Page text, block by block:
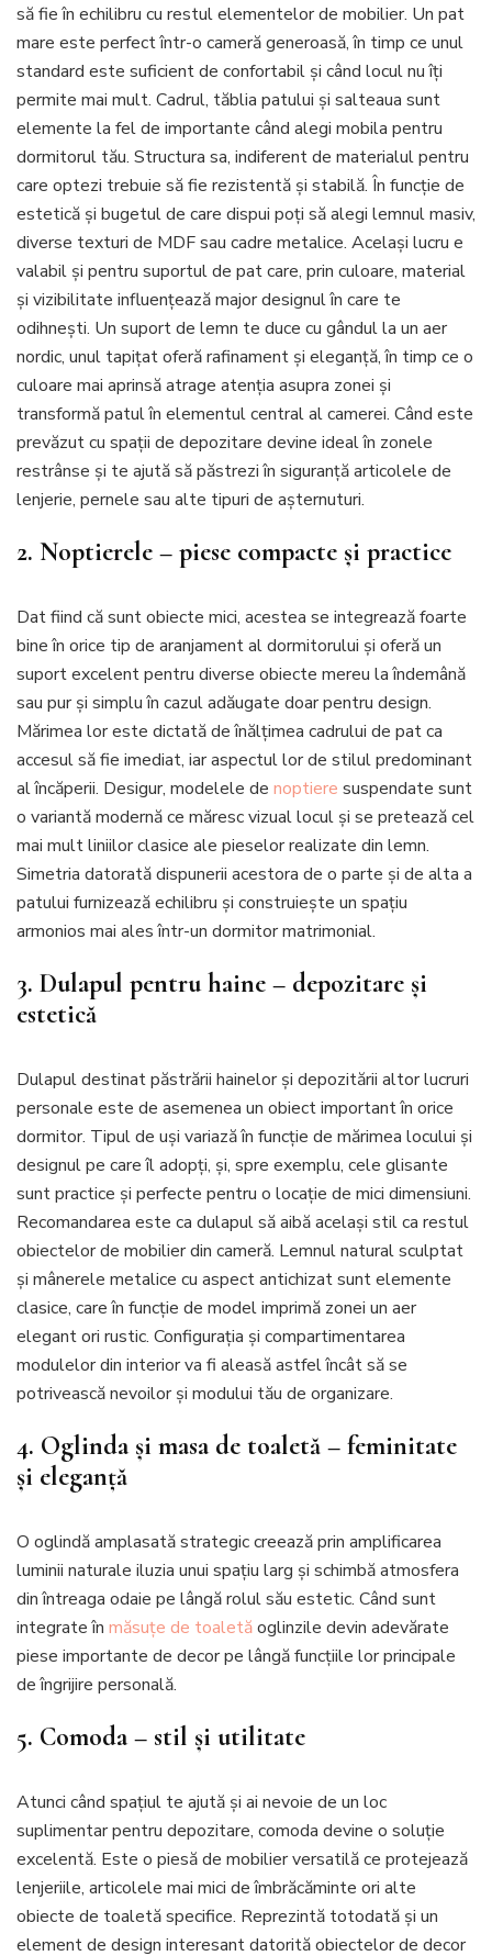
să fie în echilibru cu restul elementelor de mobilier. Un pat
mare este perfect într-o cameră generoasă, în timp ce unul
standard este suficient de confortabil și când locul nu îți
permite mai mult. Cadrul, tăblia patului și salteaua sunt
elemente la fel de importante când alegi mobila pentru
dormitorul tău. Structura sa, indiferent de materialul pentru
care optezi trebuie să fie rezistentă și stabilă. În funcție de
estetică și bugetul de care dispui poți să alegi lemnul masiv,
diverse texturi de MDF sau cadre metalice. Același lucru e
valabil și pentru suportul de pat care, prin culoare, material
și vizibilitate influențează major designul în care te
odihnești. Un suport de lemn te duce cu gândul la un aer
nordic, unul tapițat oferă rafinament și eleganță, în timp ce o
culoare mai aprinsă atrage atenția asupra zonei și
transformă patul în elementul central al camerei. Când este
prevăzut cu spații de depozitare devine ideal în zonele
restrânse și te ajută să păstrezi în siguranță articolele de
lenjerie, pernele sau alte tipuri de așternuturi.
2. Noptierele – piese compacte și practice
Dat fiind că sunt obiecte mici, acestea se integrează foarte
bine în orice tip de aranjament al dormitorului și oferă un
suport excelent pentru diverse obiecte mereu la îndemână
sau pur și simplu în cazul adăugate doar pentru design.
Mărimea lor este dictată de înălțimea cadrului de pat ca
accesul să fie imediat, iar aspectul lor de stilul predominant
al încăperii. Desigur, modelele de noptiere suspendate sunt
o variantă modernă ce măresc vizual locul și se pretează cel
mai mult liniilor clasice ale pieselor realizate din lemn.
Simetria datorată dispunerii acestora de o parte și de alta a
patului furnizează echilibru și construiește un spațiu
armonios mai ales într-un dormitor matrimonial.
3. Dulapul pentru haine – depozitare și
estetică
Dulapul destinat păstrării hainelor și depozitării altor lucruri
personale este de asemenea un obiect important în orice
dormitor. Tipul de uși variază în funcție de mărimea locului și
designul pe care îl adopți, și, spre exemplu, cele glisante
sunt practice și perfecte pentru o locație de mici dimensiuni.
Recomandarea este ca dulapul să aibă același stil ca restul
obiectelor de mobilier din cameră. Lemnul natural sculptat
și mânerele metalice cu aspect antichizat sunt elemente
clasice, care în funcție de model imprimă zonei un aer
elegant ori rustic. Configurația și compartimentarea
modulelor din interior va fi aleasă astfel încât să se
potrivească nevoilor și modului tău de organizare.
4. Oglinda și masa de toaletă – feminitate
și eleganță
O oglindă amplasată strategic creează prin amplificarea
luminii naturale iluzia unui spațiu larg și schimbă atmosfera
din întreaga odaie pe lângă rolul său estetic. Când sunt
integrate în măsuțe de toaletăoglinzile devin adevărate
piese importante de decor pe lângă funcțiile lor principale
de îngrijire personală.
5. Comoda – stil și utilitate
Atunci când spațiul te ajută și ai nevoie de un loc
suplimentar pentru depozitare, comoda devine o soluție
excelentă. Este o piesă de mobilier versatilă ce protejează
lenjeriile, articolele mai mici de îmbrăcăminte ori alte
obiecte de toaletă specifice. Reprezintă totodată și un
element de design interesant datorită obiectelor de decor